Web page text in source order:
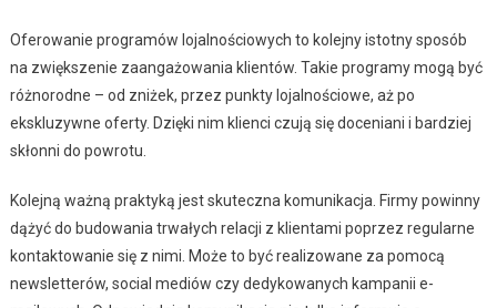
Oferowanie programów lojalnościowych to kolejny istotny sposób
na zwiększenie zaangażowania klientów. Takie programy mogą być
różnorodne – od zniżek, przez punkty lojalnościowe, aż po
ekskluzywne oferty. Dzięki nim klienci czują się doceniani i bardziej
skłonni do powrotu.
Kolejną ważną praktyką jest skuteczna komunikacja. Firmy powinny
dążyć do budowania trwałych relacji z klientami poprzez regularne
kontaktowanie się z nimi. Może to być realizowane za pomocą
newsletterów, social mediów czy dedykowanych kampanii e-